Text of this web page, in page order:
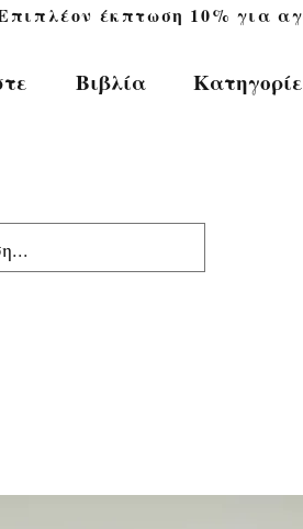
έκπτωση 10% για
Βιβλία